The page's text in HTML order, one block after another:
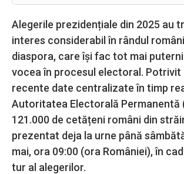
Alegerile prezidențiale din 2025 au
interes considerabil în rândul
diaspora, care își fac tot mai
vocea în procesul electoral. Potrivit
recente date centralizate în timp
Autoritatea Electorală Permanentă
121.000 de cetățeni români din
prezentat deja la urne până
mai, ora 09:00 (ora României), în
tur al alegerilor.